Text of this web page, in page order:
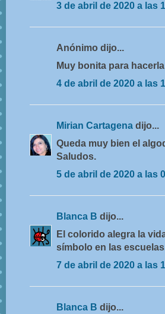
3 de abril de 2020 a las
Anónimo dijo...
Muy bonita para
4 de abril de 2020 a las
Mirian Cartagena dijo...
Queda muy bien el
Saludos.
5 de abril de 2020 a las
Blanca B dijo...
El colorido alegra la
símbolo en las
7 de abril de 2020 a las
Blanca B dijo...